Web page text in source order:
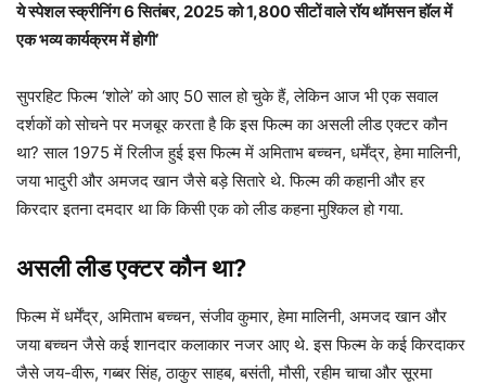
ये स्पेशल स्क्रीनिंग 6 सितंबर, 2025 को 1,800 सीटों वाले रॉय थॉमसन हॉल में
एक भव्य कार्यक्रम में होगी’
सुपरहिट फिल्म ‘शोले’ को आए 50 साल हो चुके हैं, लेकिन आज भी एक सवाल
दर्शकों को सोचने पर मजबूर करता है कि इस फिल्म का असली लीड एक्टर कौन
था? साल 1975 में रिलीज हुई इस फिल्म में अमिताभ बच्चन, धर्मेंद्र, हेमा मालिनी,
जया भादुरी और अमजद खान जैसे बड़े सितारे थे. फिल्म की कहानी और हर
किरदार इतना दमदार था कि किसी एक को लीड कहना मुश्किल हो गया.
असली लीड एक्टर कौन था?
फिल्म में धर्मेंद्र, अमिताभ बच्चन, संजीव कुमार, हेमा मालिनी, अमजद खान और
जया बच्चन जैसे कई शानदार कलाकार नजर आए थे. इस फिल्म के कई किरदाकर
जैसे जय-वीरू, गब्बर सिंह, ठाकुर साहब, बसंती, मौसी, रहीम चाचा और सूरमा